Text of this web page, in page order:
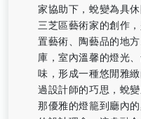
家協助下，蛻變為具
三芝區藝術家的創作
置藝術、陶藝品的地
庫，室內溫馨的燈光
味，形成一種悠閒雅
過設計師的巧思，蛻
那優雅的燈籠到廳內